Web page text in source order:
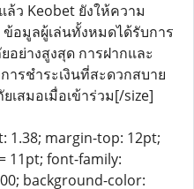
ว Keobet ยังให้ความ
อมูลผู้เล่นทั้งหมดได้รับการ
ย่างสูงสุด การฝากและ
ารชำระเงินที่สะดวกสบาย
เสมอเมื่อเข้าร่วม[/size]
1.38; margin-top: 12pt;
11pt; font-family:
background-color: